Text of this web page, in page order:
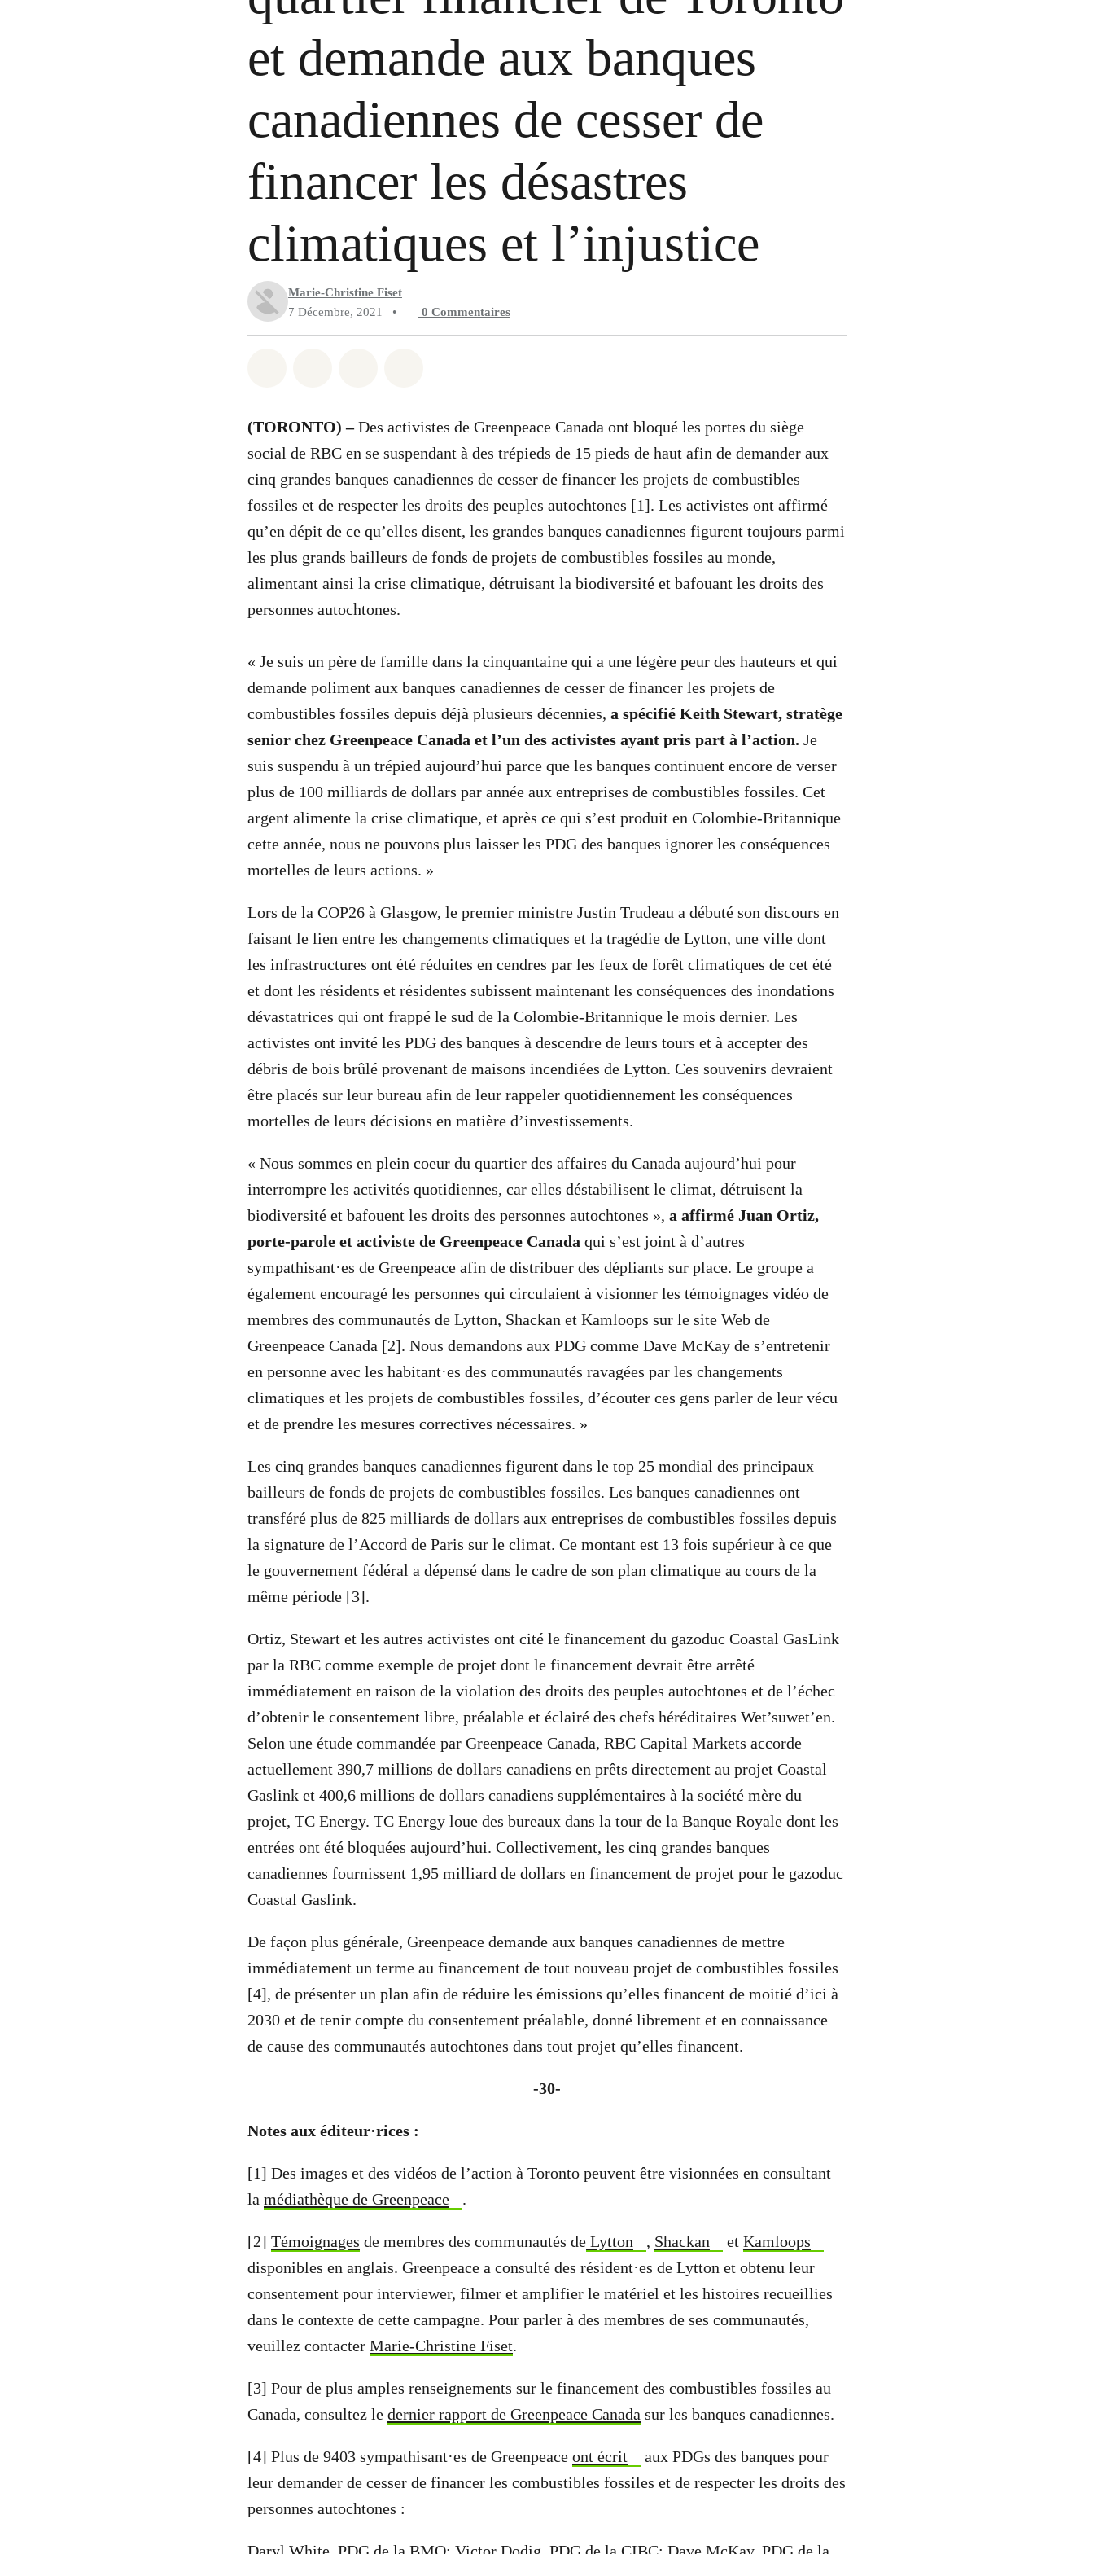
et demande aux banques
canadiennes de cesser de
financer les désastres
climatiques et l’injustice
Marie-Christine Fiset
7 Décembre, 2021
• 0 Commentaires
(TORONTO) –Des activistes de Greenpeace Canada ont bloqué les portes du siège
social de RBC en se suspendant à des trépieds de 15 pieds de haut afin de demander aux
cinq grandes banques canadiennes de cesser de financer les projets de combustibles
fossiles et de respecter les droits des peuples autochtones [1]. Les activistes ont affirmé
qu’en dépit de ce qu’elles disent, les grandes banques canadiennes figurent toujours parmi
les plus grands bailleurs de fonds de projets de combustibles fossiles au monde,
alimentant ainsi la crise climatique, détruisant la biodiversité et bafouant les droits des
personnes autochtones.
« Je suis un père de famille dans la cinquantaine qui a une légère peur des hauteurs et qui
demande poliment aux banques canadiennes de cesser de financer les projets de
combustibles fossiles depuis déjà plusieurs décennies, a spécifié Keith Stewart, stratège
senior chez Greenpeace Canada et l’un des activistes ayant pris part à l’action. Je
suis suspendu à un trépied aujourd’hui parce que les banques continuent encore de verser
plus de 100 milliards de dollars par année aux entreprises de combustibles fossiles. Cet
argent alimente la crise climatique, et après ce qui s’est produit en Colombie-Britannique
cette année, nous ne pouvons plus laisser les PDG des banques ignorer les conséquences
mortelles de leurs actions. »
Lors de la COP26 à Glasgow, le premier ministre Justin Trudeau a débuté son discours en
faisant le lien entre les changements climatiques et la tragédie de Lytton, une ville dont
les infrastructures ont été réduites en cendres par les feux de forêt climatiques de cet été
et dont les résidents et résidentes subissent maintenant les conséquences des inondations
dévastatrices qui ont frappé le sud de la Colombie-Britannique le mois dernier. Les
activistes ont invité les PDG des banques à descendre de leurs tours et à accepter des
débris de bois brûlé provenant de maisons incendiées de Lytton. Ces souvenirs devraient
être placés sur leur bureau afin de leur rappeler quotidiennement les conséquences
mortelles de leurs décisions en matière d’investissements.
« Nous sommes en plein coeur du quartier des affaires du Canada aujourd’hui pour
interrompre les activités quotidiennes, car elles déstabilisent le climat, détruisent la
biodiversité et bafouent les droits des personnes autochtones », a affirmé Juan Ortiz,
porte-parole et activiste de Greenpeace Canada qui s’est joint à d’autres
sympathisant·es de Greenpeace afin de distribuer des dépliants sur place. Le groupe a
également encouragé les personnes qui circulaient à visionner les témoignages vidéo de
membres des communautés de Lytton, Shackan et Kamloops sur le site Web de
Greenpeace Canada [2]. Nous demandons aux PDG comme Dave McKay de s’entretenir
en personne avec les habitant·es des communautés ravagées par les changements
climatiques et les projets de combustibles fossiles, d’écouter ces gens parler de leur vécu
et de prendre les mesures correctives nécessaires. »
Les cinq grandes banques canadiennes figurent dans le top 25 mondial des principaux
bailleurs de fonds de projets de combustibles fossiles. Les banques canadiennes ont
transféré plus de 825 milliards de dollars aux entreprises de combustibles fossiles depuis
la signature de l’Accord de Paris sur le climat. Ce montant est 13 fois supérieur à ce que
le gouvernement fédéral a dépensé dans le cadre de son plan climatique au cours de la
même période [3].
Ortiz, Stewart et les autres activistes ont cité le financement du gazoduc Coastal GasLink
par la RBC comme exemple de projet dont le financement devrait être arrêté
immédiatement en raison de la violation des droits des peuples autochtones et de l’échec
d’obtenir le consentement libre, préalable et éclairé des chefs héréditaires Wet’suwet’en.
Selon une étude commandée par Greenpeace Canada, RBC Capital Markets accorde
actuellement 390,7 millions de dollars canadiens en prêts directement au projet Coastal
Gaslink et 400,6 millions de dollars canadiens supplémentaires à la société mère du
projet, TC Energy. TC Energy loue des bureaux dans la tour de la Banque Royale dont les
entrées ont été bloquées aujourd’hui. Collectivement, les cinq grandes banques
canadiennes fournissent 1,95 milliard de dollars en financement de projet pour le gazoduc
Coastal Gaslink.
De façon plus générale, Greenpeace demande aux banques canadiennes de mettre
immédiatement un terme au financement de tout nouveau projet de combustibles fossiles
[4], de présenter un plan afin de réduire les émissions qu’elles financent de moitié d’ici à
2030 et de tenir compte du consentement préalable, donné librement et en connaissance
de cause des communautés autochtones dans tout projet qu’elles financent.
-30-
Notes aux éditeur·rices :
[1] Des images et des vidéos de l’action à Toronto peuvent être visionnées en consultant
la médiathèque de Greenpeace .
[2] Témoignages de membres des communautés de Lytton , Shackan et Kamloops
disponibles en anglais. Greenpeace a consulté des résident·es de Lytton et obtenu leur
consentement pour interviewer, filmer et amplifier le matériel et les histoires recueillies
dans le contexte de cette campagne. Pour parler à des membres de ses communautés,
veuillez contacter Marie-Christine Fiset.
[3] Pour de plus amples renseignements sur le financement des combustibles fossiles au
Canada, consultez le dernier rapport de Greenpeace Canada sur les banques canadiennes.
[4] Plus de 9403 sympathisant·es de Greenpeace ont écrit
aux PDGs des banques pour
leur demander de cesser de financer les combustibles fossiles et de respecter les droits des
personnes autochtones :